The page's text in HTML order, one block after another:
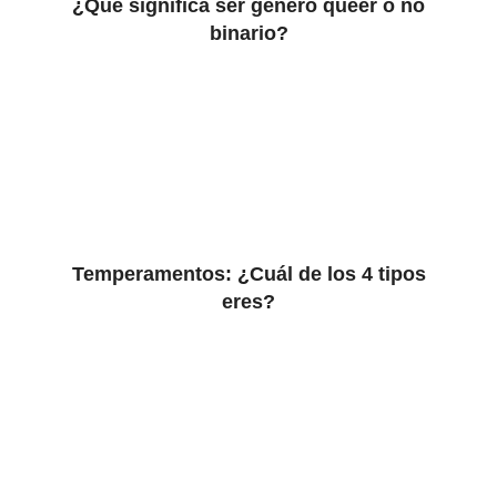
¿Qué significa ser género queer o no
binario?
Temperamentos: ¿Cuál de los 4 tipos
eres?